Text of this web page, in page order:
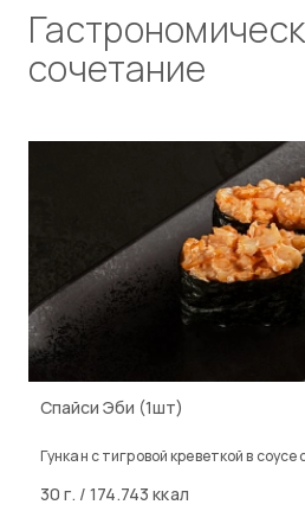
сочетание
Спайси Эби (1шт)
Гункан с тигровой креветкой в соусе
30 г. / 174.743 ккал